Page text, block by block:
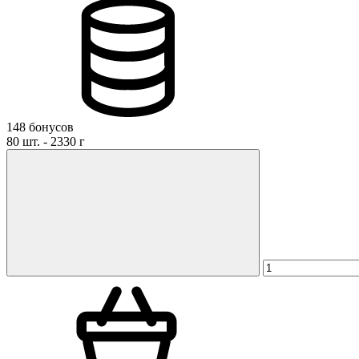
согласие на обработку персональных данных
персональных данных
согласие на публикацию моего отзыва на сайте и в
материалах компании
148 бонусов
80 шт. - 2330 г